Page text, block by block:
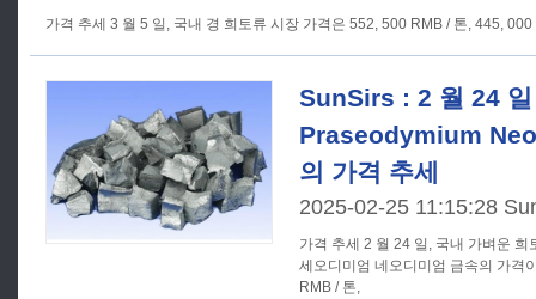
가격 추세 3 월 5 일, 국내 경 희토류 시장 가격은 552, 500 RMB / 톤, 445,
SunSirs : 2 월 24
Praseodymium
의 가격 추세
2025-02-25 11:15:28
가격 추세 2 월 24 일, 국내 가벼운 희토류 시장 가격이 상승하여 프라
세오디미엄 네오디미엄 금속의 가격
RMB / 톤,